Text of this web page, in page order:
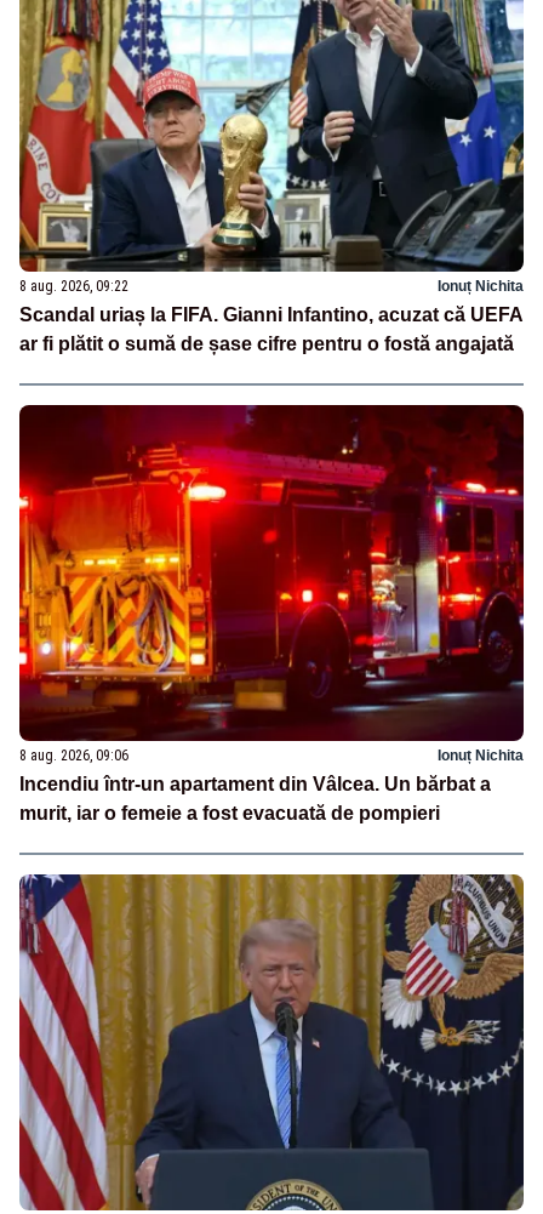
8 aug. 2026, 09:22 Ionuț Nichita
Scandal uriaș la FIFA. Gianni Infantino, acuzat că UEFA
ar fi plătit o sumă de șase cifre pentru o fostă angajată
8 aug. 2026, 09:06 Ionuț Nichita
Incendiu într-un apartament din Vâlcea. Un bărbat a
murit, iar o femeie a fost evacuată de pompieri